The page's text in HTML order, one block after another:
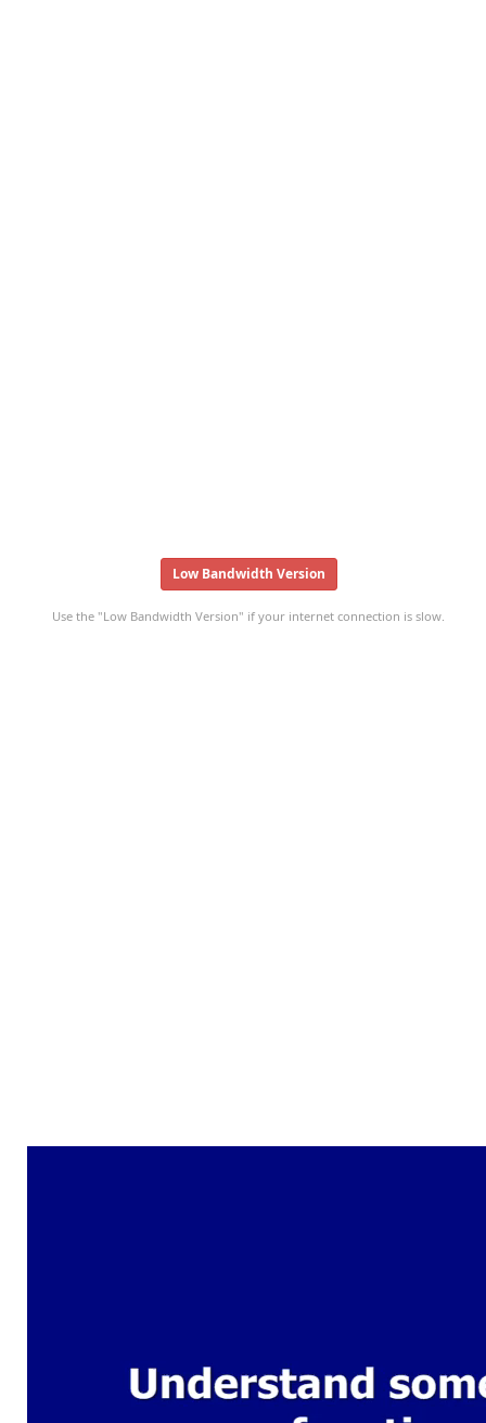
Low Bandwidth Version
Use the "Low Bandwidth Version" if your internet connection is slow.